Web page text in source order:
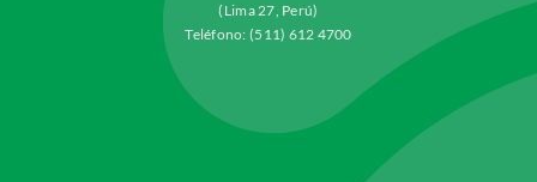
(Lima 27, Perú)
Teléfono: (511) 612 4700